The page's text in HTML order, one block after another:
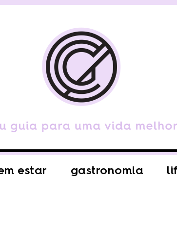
estar gastronomia